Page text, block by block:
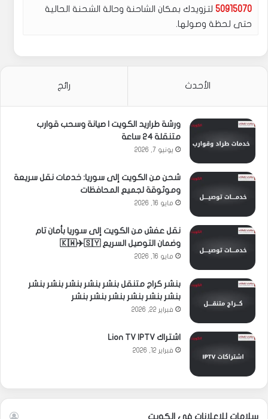
50915070 لتزويدك بمكان الشاحنة وحالة الشحنة الحالية
حتى لحظة وصولها.
الأحدث رائج
ورشة طراريد الكويت | صيانة وسحب قوارب
متنقلة 24 ساعة
يونيو 7, 2026
شحن من الكويت إلى سوريا: خدمات نقل سريعة
وموثوقة لجميع المحافظات
مايو 16, 2026
نقل عفش من الكويت إلى سوريا بأمان تام
وضمان التوصيل السريع 🇰🇼✈️🇸🇾
مايو 16, 2026
بنشر كراج متنقل بنشر بنشر بنشر بنشر بنشر
بنشر بنشر بنشر بنشر بنشر بنشر
فبراير 22, 2026
اشتراك Lion TV IPTV
فبراير 12, 2026
سلامات للإعلانات في الكويت